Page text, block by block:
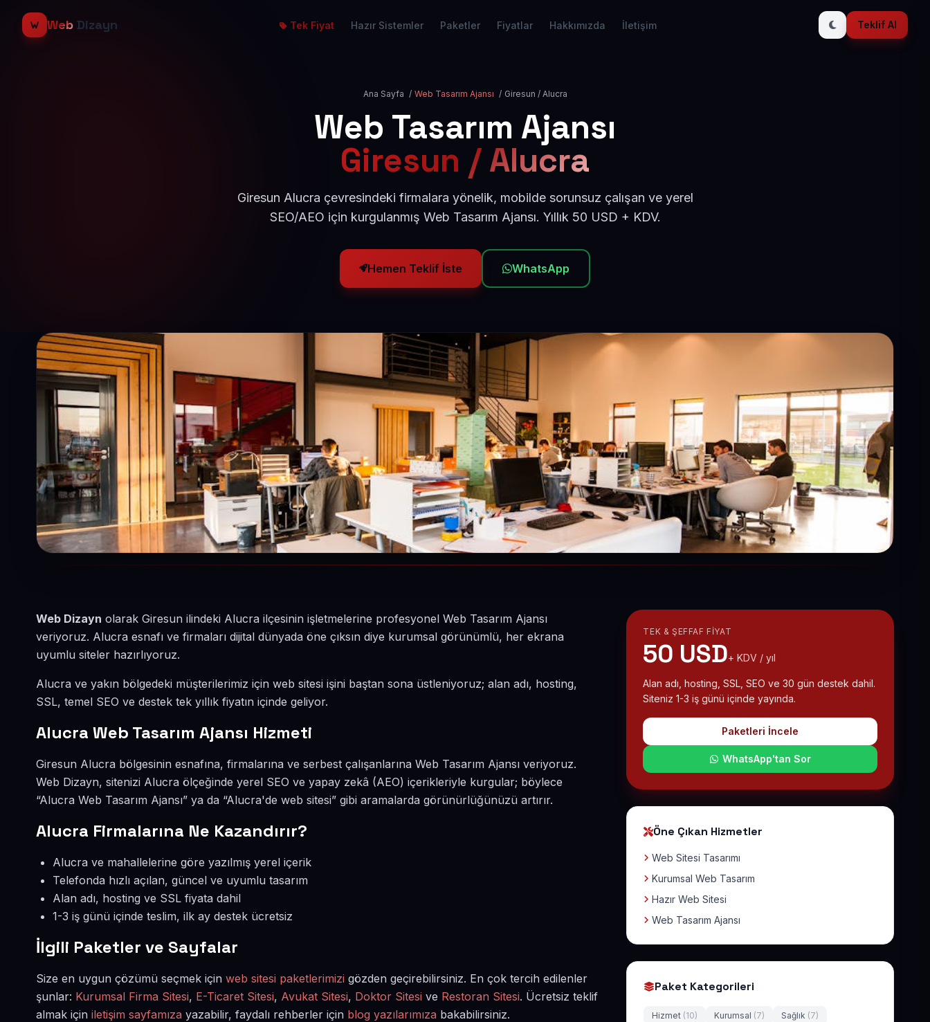
Web Dizayn Tek Fiyat Hazır Sistemler Paketler Fiyatlar Hakkımızda İletişim Teklif Al
Ana Sayfa / Web Tasarım Ajansı / Giresun / Alucra
Web Tasarım Ajansı
Giresun / Alucra
Giresun Alucra çevresindeki firmalara yönelik, mobilde sorunsuz çalışan ve yerel
SEO/AEO için kurgulanmış Web Tasarım Ajansı. Yıllık 50 USD + KDV.
Hemen Teklif İste WhatsApp
Web Dizayn olarak Giresun ilindeki Alucra ilçesinin işletmelerine profesyonel Web Tasarım Ajansı
veriyoruz. Alucra esnafı ve firmaları dijital dünyada öne çıksın diye kurumsal görünümlü, her ekrana
uyumlu siteler hazırlıyoruz.
Alucra ve yakın bölgedeki müşterilerimiz için web sitesi işini baştan sona üstleniyoruz; alan adı, hosting,
SSL, temel SEO ve destek tek yıllık fiyatın içinde geliyor.
Alucra Web Tasarım Ajansı Hizmeti
Giresun Alucra bölgesinin esnafına, firmalarına ve serbest çalışanlarına Web Tasarım Ajansı veriyoruz.
Web Dizayn, sitenizi Alucra ölçeğinde yerel SEO ve yapay zekâ (AEO) içerikleriyle kurgular; böylece
“Alucra Web Tasarım Ajansı” ya da “Alucra'de web sitesi” gibi aramalarda görünürlüğünüzü artırır.
Alucra Firmalarına Ne Kazandırır?
Alucra ve mahallelerine göre yazılmış yerel içerik
Telefonda hızlı açılan, güncel ve uyumlu tasarım
Alan adı, hosting ve SSL fiyata dahil
1-3 iş günü içinde teslim, ilk ay destek ücretsiz
İlgili Paketler ve Sayfalar
Size en uygun çözümü seçmek için web sitesi paketlerimizi gözden geçirebilirsiniz. En çok tercih edilenler
şunlar: Kurumsal Firma Sitesi, E-Ticaret Sitesi, Avukat Sitesi, Doktor Sitesi ve Restoran Sitesi. Ücretsiz teklif
almak için iletişim sayfamıza yazabilir, faydalı rehberler için blog yazılarımıza bakabilirsiniz.
TEK & ŞEFFAF FIYAT
50 USD+ KDV / yıl
Alan adı, hosting, SSL, SEO ve 30 gün destek dahil.
Siteniz 1-3 iş günü içinde yayında.
Paketleri İncele
WhatsApp'tan Sor
Öne Çıkan Hizmetler
Web Sitesi Tasarımı
Kurumsal Web Tasarım
Hazır Web Sitesi
Web Tasarım Ajansı
Paket Kategorileri
Hizmet (10) Kurumsal (7) Sağlık (7)